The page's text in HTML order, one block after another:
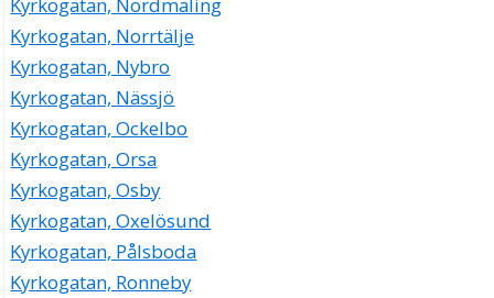
Kyrkogatan, Norrtälje
Kyrkogatan, Nybro
Kyrkogatan, Nässjö
Kyrkogatan, Ockelbo
Kyrkogatan, Orsa
Kyrkogatan, Osby
Kyrkogatan, Oxelösund
Kyrkogatan, Pålsboda
Kyrkogatan, Ronneby